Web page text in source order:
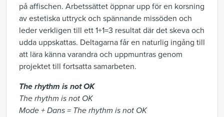
på affischen. Arbetssättet öppnar upp för en korsning
av estetiska uttryck och spännande missöden och
leder verkligen till ett 1+1=3 resultat där det skeva och
udda uppskattas. Deltagarna får en naturlig ingång till
att lära känna varandra och uppmuntras genom
projektet till fortsatta samarbeten.
The rhythm is not OK
The rhythm is not OK
Mode + Dans = The rhythm is not OK